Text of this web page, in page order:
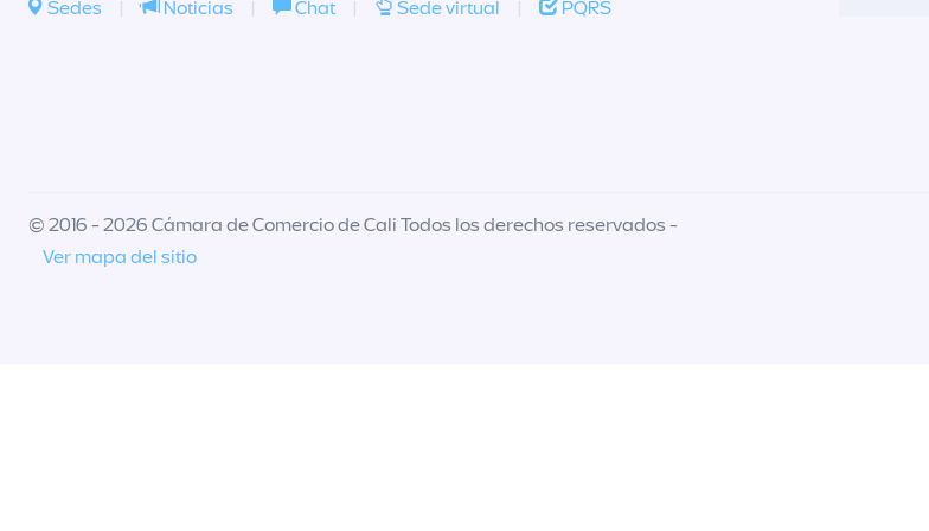
Sedes | Noticias | Chat | Sede virtual | PQRS
© 2016 - 2026 Cámara de Comercio de Cali Todos los derechos reservados -
Ver mapa del sitio